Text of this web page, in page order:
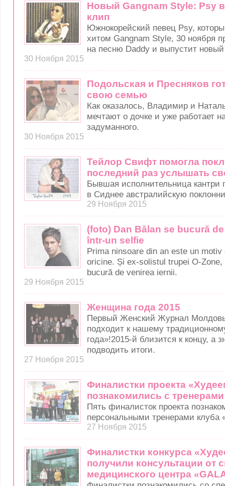
Новый Gangnam Style: Psy
клип
Южнокорейский певец Psy,
хитом Gangnam Style, 30 ноября
на песню Daddy и выпустит
30 Ноября 2015
Подольская и Пресняков
свою семью
Как оказалось, Владимир и
мечтают о дочке и уже работает
задуманного.
30 Ноября 2015
Тейлор Свифт помогла
последний раз услышать
Бывшая исполнительница кантри
в Сиднее австралийскую
29 Ноября 2015
(foto) Dan Bălan se bucură
într-un selfie
Prima ninsoare din an este un
oricine. Și ex-solistul trupei O-
bucură de venirea iernii.
29 Ноября 2015
Женщина года 2015
Первый Женский Журнал
подходит к нашему
года»!2015-й близится к концу, а
подводить итоги.
27 Ноября 2015
Финалистки проекта
познакомились с
Пять финалисток проекта
персональными тренерами клуба
27 Ноября 2015
Финалистки конкурса
получили консультации от
медицинского центра